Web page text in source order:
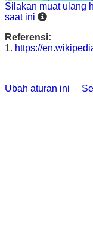
Silakan muat ulang
saat ini
Referensi:
1. https://
Ubah aturan ini